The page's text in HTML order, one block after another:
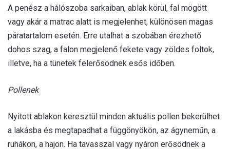
A penész a hálószoba sarkaiban, ablak körül, fal mögött
vagy akár a matrac alatt is megjelenhet, különösen magas
páratartalom esetén. Erre utalhat a szobában érezhető
dohos szag, a falon megjelenő fekete vagy zöldes foltok,
illetve, ha a tünetek felerősödnek esős időben.
Pollenek
Nyitott ablakon keresztül minden aktuális pollen bekerülhet
a lakásba és megtapadhat a függönyökön, az ágyneműn, a
ruhákon, a hajon. Ha tavasszal vagy nyáron erősödnek a